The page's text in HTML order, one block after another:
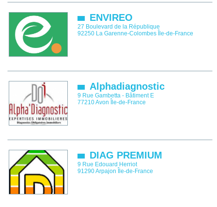
ENVIREO
27 Boulevard de la République
92250 La Garenne-Colombes Île-de-France
Alphadiagnostic
9 Rue Gambetta - Bâtiment E
77210Avon Île-de-France
DIAG PREMIUM
9 Rue Edouard Herriot
91290Arpajon Île-de-France